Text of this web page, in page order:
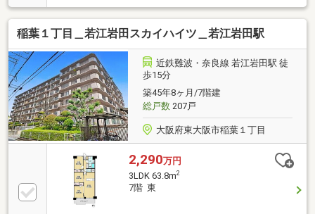
稲葉１丁目＿若江岩田スカイハイツ＿若江岩田駅
近鉄難波・奈良線 若江岩田駅 徒
歩15分
築45年8ヶ月/7階建
総戸数207戸
大阪府東大阪市稲葉１丁目
2,290万円
3LDK 63.8m2
7階 東